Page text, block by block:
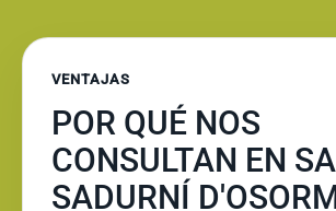
VENTAJAS
POR QUÉ NOS
CONSULTAN EN
SADURNÍ